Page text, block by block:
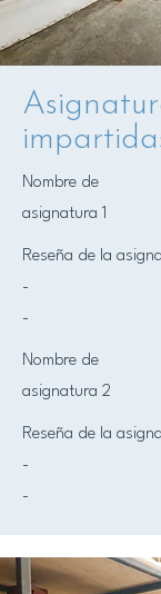
Nombre de
asignatura 1
Reseña de la
-
-
Nombre de
asignatura 2
Reseña de la
-
-